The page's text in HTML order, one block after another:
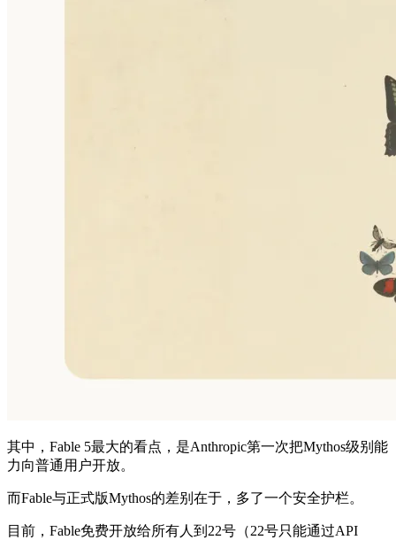
其中，Fable 5最大的看点，是Anthropic第一次把Mythos级别能
力向普通用户开放。
而Fable与正式版Mythos的差别在于，多了一个安全护栏。
目前，Fable免费开放给所有人到22号（22号只能通过API